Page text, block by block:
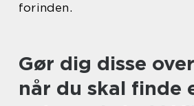
forinden.
Gør dig disse
når du skal finde